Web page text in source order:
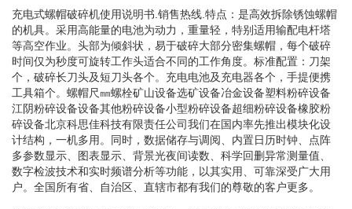
充电式螺帽破碎机使用说明书.销售热线.特点：是高效拆除锈蚀螺帽
的机具。采用高能量的电池为动力，重量轻，特别适用输配电杆塔
等高空作业。头部为倾斜状，易于破碎大部分密集螺帽，每个破碎
时间仅为秒度可旋转工作头适合不同的工作角度。标准配置：刀架
个，破碎长刀头及短刀头各个。充电电池及充电器各个，手提便携
工具箱个。螺帽尺㎜螺栓矿山设备选矿设备冶金设备塑料粉碎设备
江阴粉碎设备设备其他粉碎设备小型粉碎设备超细粉碎设备橡胶粉
碎设备北京科思佳科技有限责任公司我们在国内率先推出模块化设
计结构，一机多用。同时，数据储存与调阅、内置日历时钟、点阵
多参数显示、图表显示、背景光夜间读数、科学回删异常测量值、
数字检波技术和实时频谱分析等功能，以其实用、可靠深受广大用
户。全国所有省、自治区、直辖市都有我们的尊敬的客户更多。